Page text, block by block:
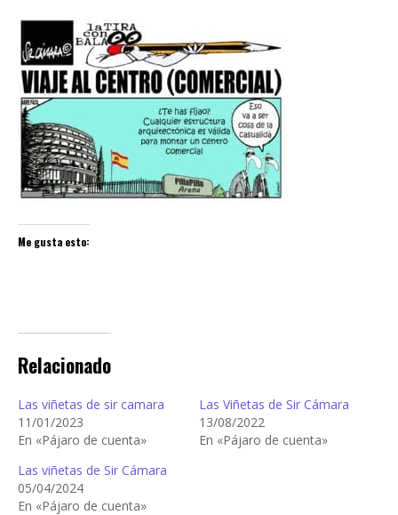
Me gusta esto:
Relacionado
Las viñetas de sir camara
11/01/2023
En «Pájaro de cuenta»
Las Viñetas de Sir Cámara
13/08/2022
En «Pájaro de cuenta»
Las viñetas de Sir Cámara
05/04/2024
En «Pájaro de cuenta»